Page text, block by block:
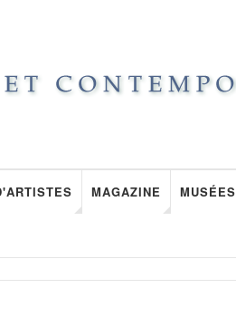
MAGAZINE MUSÉES